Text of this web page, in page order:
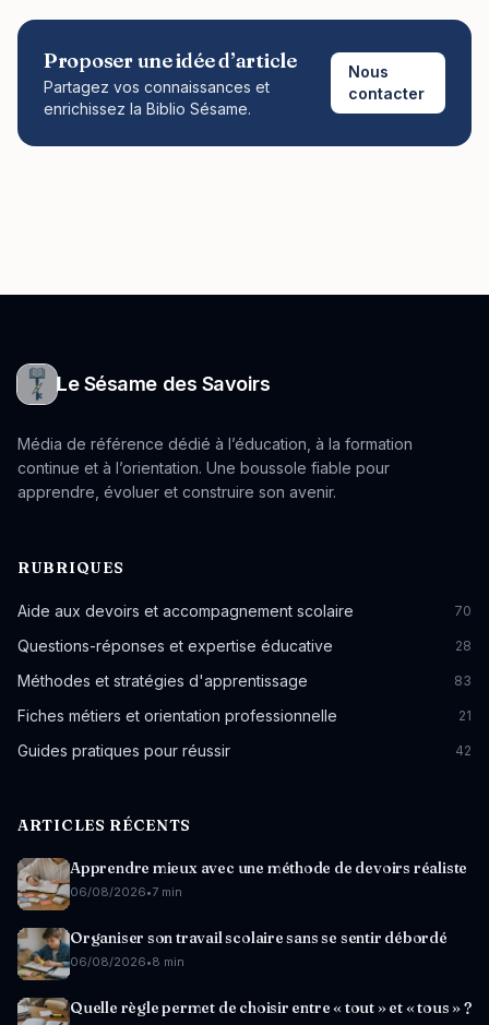
Proposer une idée d’article
Partagez vos connaissances et
enrichissez la Biblio Sésame.
Nous
contacter
Le Sésame des Savoirs
Média de référence dédié à l’éducation, à la formation
continue et à l’orientation. Une boussole fiable pour
apprendre, évoluer et construire son avenir.
RUBRIQUES
Aide aux devoirs et accompagnement scolaire 70
Questions-réponses et expertise éducative 28
Méthodes et stratégies d'apprentissage 83
Fiches métiers et orientation professionnelle 21
Guides pratiques pour réussir 42
ARTICLES RÉCENTS
Apprendre mieux avec une méthode de devoirs réaliste
06/08/2026•7 min
Organiser son travail scolaire sans se sentir débordé
06/08/2026•8 min
Quelle règle permet de choisir entre « tout » et « tous » ?